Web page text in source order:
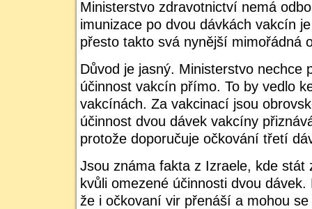
Ministerstvo zdravotnictví nemá
imunizace po dvou dávkách vakcín
přesto takto svá nynější mimořádná
Důvod je jasný. Ministerstvo nechce
účinnost vakcín přímo. To by vedlo
vakcínách. Za vakcinací jsou
účinnost dvou dávek vakcíny
protože doporučuje očkování třetí
Jsou známa fakta z Izraele, kde stát
kvůli omezené účinnosti dvou
že i očkovaní vir přenáší a mohou